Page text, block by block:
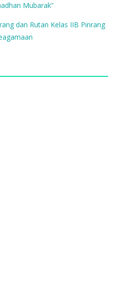
Mubarak”
dan Rutan Kelas IIB Pinrang